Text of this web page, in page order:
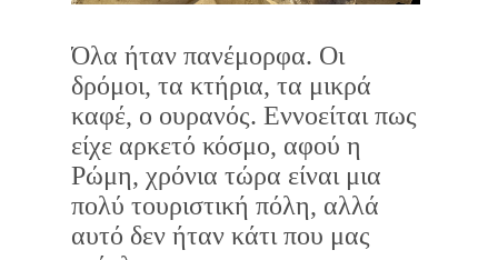
Όλα ήταν πανέμορφα. Οι
δρόμοι, τα κτήρια, τα μικρά
καφέ, ο ουρανός. Εννοείται πως
είχε αρκετό κόσμο, αφού η
Ρώμη, χρόνια τώρα είναι μια
πολύ τουριστική πόλη, αλλά
αυτό δεν ήταν κάτι που μας